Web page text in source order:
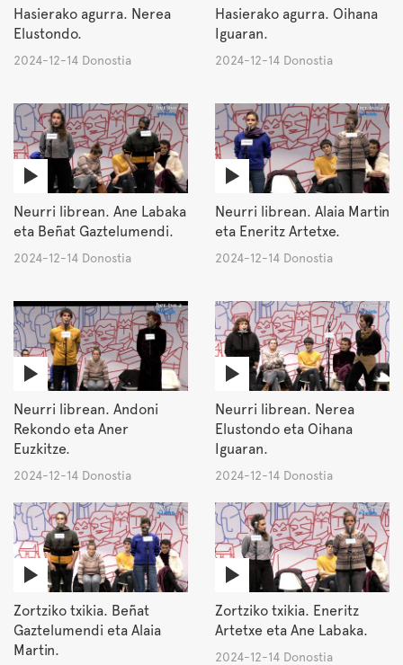
Hasierako agurra. Nerea
Elustondo.
2024-12-14 Donostia
Hasierako agurra. Oihana
Iguaran.
2024-12-14 Donostia
Neurri librean. Ane Labaka
eta Beñat Gaztelumendi.
2024-12-14 Donostia
Neurri librean. Alaia Martin
eta Eneritz Artetxe.
2024-12-14 Donostia
Neurri librean. Andoni
Rekondo eta Aner
Euzkitze.
2024-12-14 Donostia
Neurri librean. Nerea
Elustondo eta Oihana
Iguaran.
2024-12-14 Donostia
Zortziko txikia. Beñat
Gaztelumendi eta Alaia
Martin.
Zortziko txikia. Eneritz
Artetxe eta Ane Labaka.
2024-12-14 Donostia